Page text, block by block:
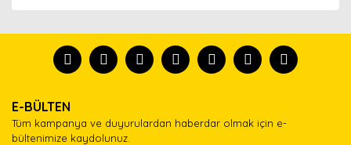
tanısın.
formunu kullanarak tarafımıza iletebilirsiniz.
Görüş ve önerileriniz için teşekkür ederiz.
Ürün açıklamasında eksik bilgiler bulunuyor.
Ürün bilgilerinde hatalar bulunuyor.
E-BÜLTEN
Tüm kampanya ve duyurulardan haberdar olmak için e-
bültenimize kaydolunuz.